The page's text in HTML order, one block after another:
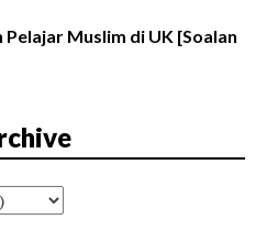
Pelajar Muslim di UK [Soalan